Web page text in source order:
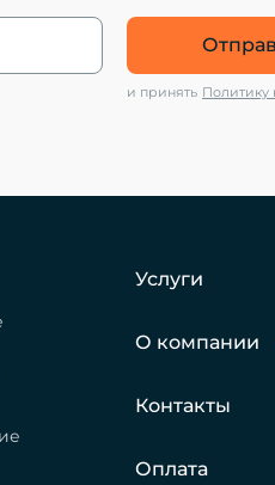
и принять Политику
Услуги
О компании
Контакты
Оплата